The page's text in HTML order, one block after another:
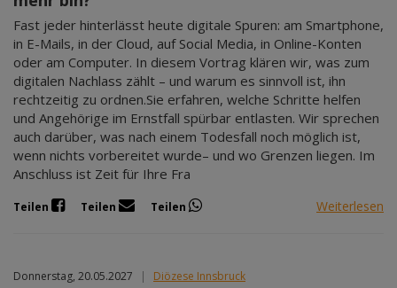
Fast jeder hinterlässt heute digitale Spuren: am Smartphone,
in E-Mails, in der Cloud, auf Social Media, in Online-Konten
oder am Computer. In diesem Vortrag klären wir, was zum
digitalen Nachlass zählt – und warum es sinnvoll ist, ihn
rechtzeitig zu ordnen.Sie erfahren, welche Schritte helfen
und Angehörige im Ernstfall spürbar entlasten. Wir sprechen
auch darüber, was nach einem Todesfall noch möglich ist,
wenn nichts vorbereitet wurde– und wo Grenzen liegen. Im
Anschluss ist Zeit für Ihre Fra
Teilen Teilen Teilen Weiterlesen
Donnerstag, 20.05.2027 | Diözese Innsbruck